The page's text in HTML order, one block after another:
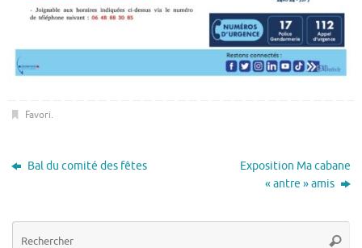
Favori.
Bal du comité des fêtes
Exposition Ma cabane
« antre » amis